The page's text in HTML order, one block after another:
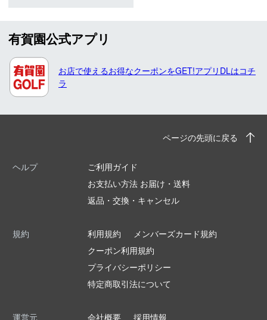
有賀園公式アプリ
お店で使えるお得なクーポンをGET!アプリDLはコチ
ラ
ページの先頭に戻る
ヘルプ
ご利用ガイド
お支払い方法 お届け・送料
返品・交換・キャンセル
規約 利用規約
メンバーズカード規約
クーポン利用規約
プライバシーポリシー
特定商取引法について
運営元 会社概要 採用情報